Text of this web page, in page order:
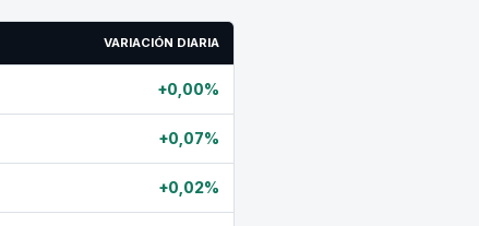
VARIACIÓN DIARIA
+0,00%
+0,07%
+0,02%